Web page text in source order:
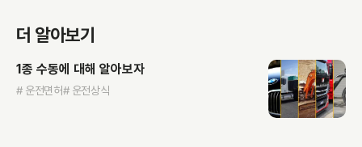
더 알아보기
1종 수동에 대해 알아보자
# 운전면허# 운전상식